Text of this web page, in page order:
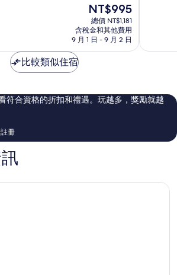
現
在
價
格
為
NT$995
總價 NT$1,181
含稅金和其他費用
9 月 1 日 - 9 月 2 日
錯
評
論
比較類似住宿
符合資格的折扣和禮遇。玩越多，獎勵就越
冊